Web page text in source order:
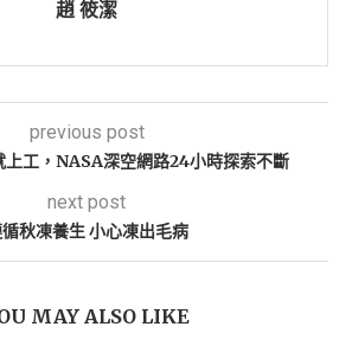
趙 筱潔
previous post
工，NASA深空網路24小時探索不斷
next post
秋凍養生 小心凍出毛病
MAY ALSO LIKE